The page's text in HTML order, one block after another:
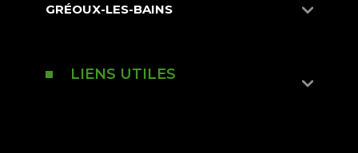
GRÉOUX-LES-BAINS
LIENS UTILES